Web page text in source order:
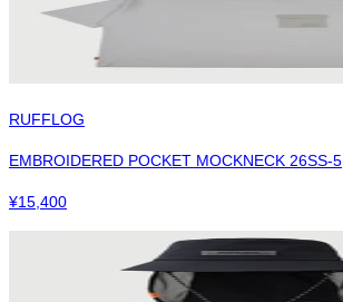
RUFFLOG
EMBROIDERED POCKET MOCKNECK 26SS-5
¥15,400